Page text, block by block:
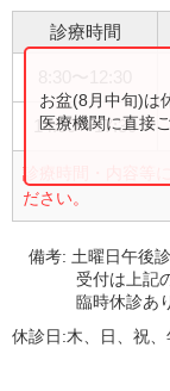
診療時間
14:00〜17:30
診療時間・内容等
ださい。
お盆(8月中旬)は
医療機関に直接
備考: 土曜日午後
受付は上記
臨時休診あ
休診日:木、日、祝